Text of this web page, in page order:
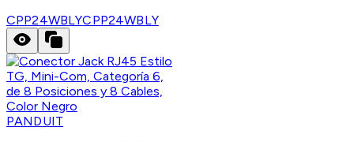
CPP24WBLYCPP24WBLY
PANDUIT